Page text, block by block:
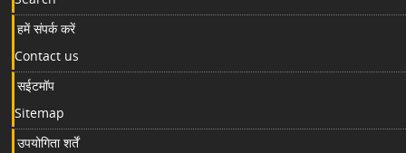
हमें संपर्क करें
Contact us
सईटमॉप
Sitemap
उपयोगिता शर्तें